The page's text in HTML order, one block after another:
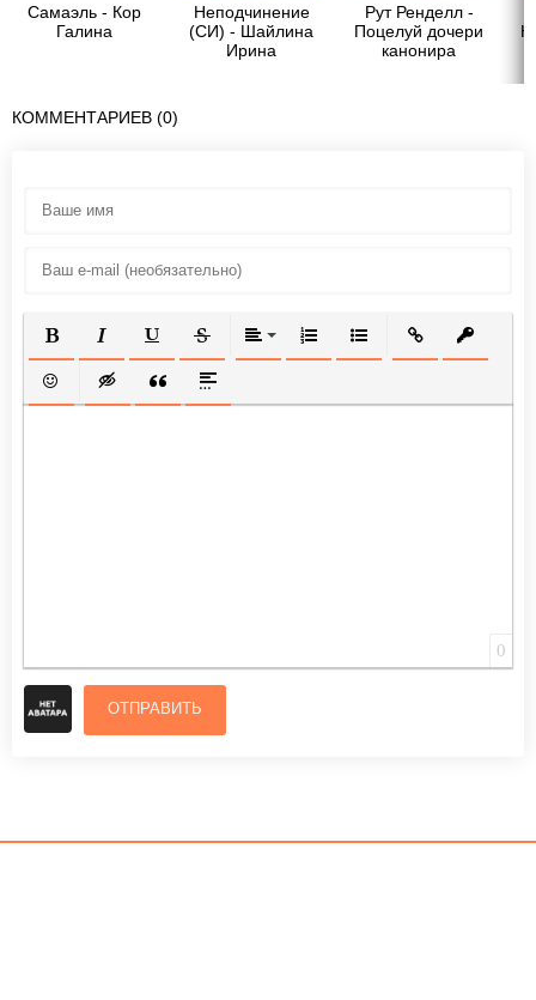
Самаэль - Кор
Галина
Неподчинение
(СИ) - Шайлина
Ирина
Рут Ренделл -
Поцелуй дочери
канонира
КОММЕНТАРИЕВ (0)
ПОЛУЖИРНЫЙ
КУРСИВПОДЧЕРКНУТЫЙ
ЗАЧЕРКНУТЫЙВЫРАВНИВАНИЕ
НУМЕРОВАННЫЙ СПИСОК
МАРКИРОВАННЫЙ
ВСТАВИТЬ
ВСТАВИТЬ СМАЙЛИК
ВСТАВКА СКРЫТОГО ТЕКСТА
ВСТАВКА ЦИТАТЫ
ВСТАВКА СПОЙЛЕРА
0
ОТПРАВИТЬ